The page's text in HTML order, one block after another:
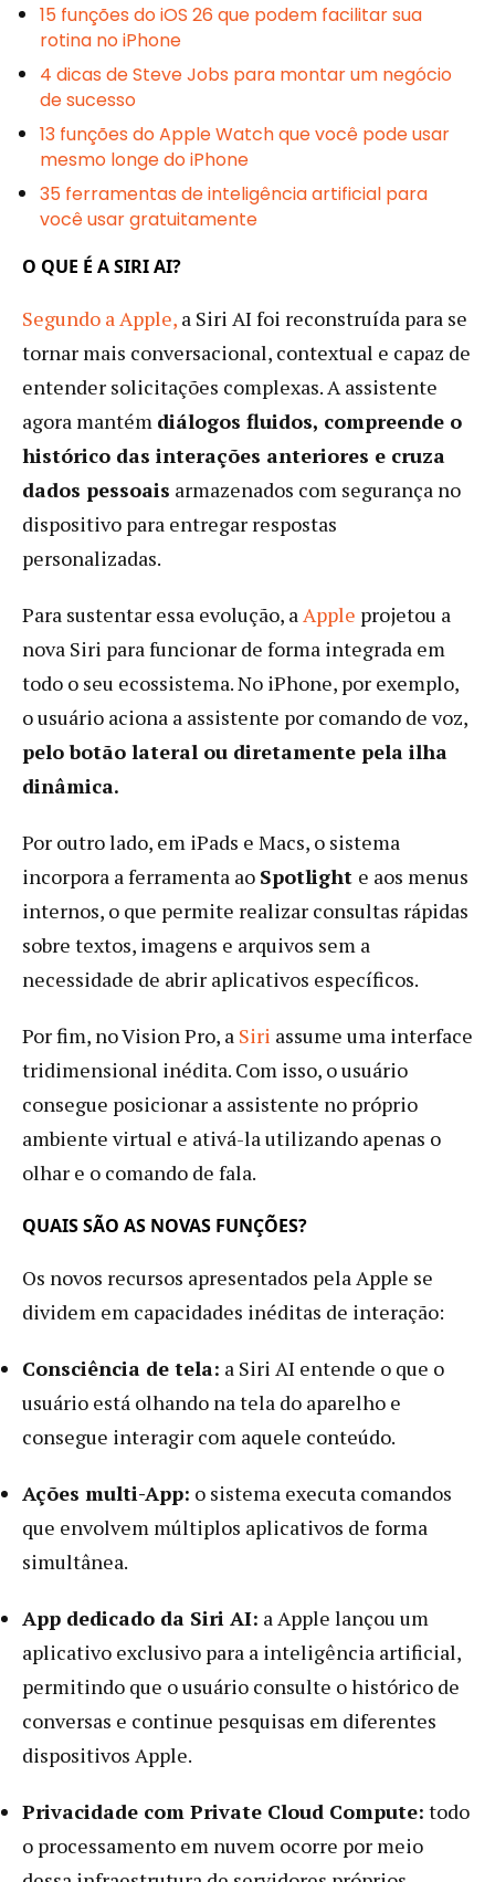
15 funções do iOS 26 que podem facilitar sua
rotina no iPhone
4 dicas de Steve Jobs para montar um negócio
de sucesso
13 funções do Apple Watch que você pode usar
mesmo longe do iPhone
35 ferramentas de inteligência artificial para
você usar gratuitamente
O QUE É A SIRI AI?
Segundo a Apple, a Siri AI foi reconstruída para se
tornar mais conversacional, contextual e capaz de
entender solicitações complexas. A assistente
agora mantém diálogos fluidos, compreende o
histórico das interações anteriores e cruza
dados pessoais armazenados com segurança no
dispositivo para entregar respostas
personalizadas.
Para sustentar essa evolução, aApple projetou a
nova Siri para funcionar de forma integrada em
todo o seu ecossistema. No iPhone, por exemplo,
o usuário aciona a assistente por comando de voz,
pelo botão lateral ou diretamente pela ilha
dinâmica.
Por outro lado, em iPads e Macs, o sistema
incorpora a ferramenta ao Spotlight e aos menus
internos, o que permite realizar consultas rápidas
sobre textos, imagens e arquivos sem a
necessidade de abrir aplicativos específicos.
Por fim, no Vision Pro, a Siri assume uma interface
tridimensional inédita. Com isso, o usuário
consegue posicionar a assistente no próprio
ambiente virtual e ativá-la utilizando apenas o
olhar e o comando de fala.
QUAIS SÃO AS NOVAS FUNÇÕES?
Os novos recursos apresentados pela Apple se
dividem em capacidades inéditas de interação:
Consciência de tela: a Siri AI entende o que o
usuário está olhando na tela do aparelho e
consegue interagir com aquele conteúdo.
Ações multi-App: o sistema executa comandos
que envolvem múltiplos aplicativos de forma
simultânea.
App dedicado da Siri AI: a Apple lançou um
aplicativo exclusivo para a inteligência artificial,
permitindo que o usuário consulte o histórico de
conversas e continue pesquisas em diferentes
dispositivos Apple.
Privacidade com Private Cloud Compute: todo
o processamento em nuvem ocorre por meio